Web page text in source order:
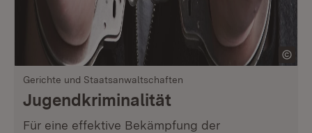
Gerichte und Staatsanwaltschaften
Jugendkriminalität
Für eine effektive Bekämpfung der